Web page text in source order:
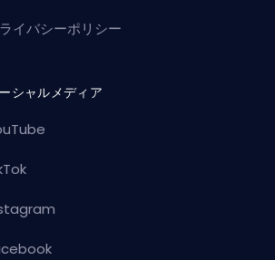
イバシーポリシー
シャルメディア